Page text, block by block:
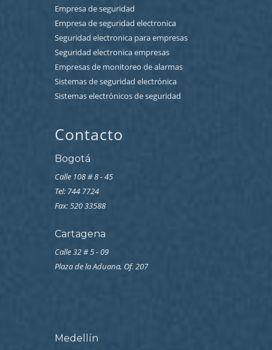
Empresa de seguridad
Empresa de seguridad electronica
Seguridad electronica para empresas
Seguridad electronica empresas
Empresas de monitoreo de alarmas
Sistemas de seguridad electrónica
Sistemas electrónicos de seguridad
Contacto
Bogotá
Calle 108 # 8 - 45
Tel: 744 7724
Fax: 520 33588
Cartagena
Calle 32 # 5 - 09
Plaza de la Aduana, Of. 207
Medellín